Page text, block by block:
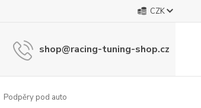
CZK
shop@racing-tuning-shop.cz
Podpěry pod auto